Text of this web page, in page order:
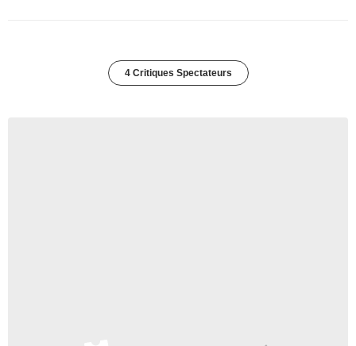
4 Critiques Spectateurs